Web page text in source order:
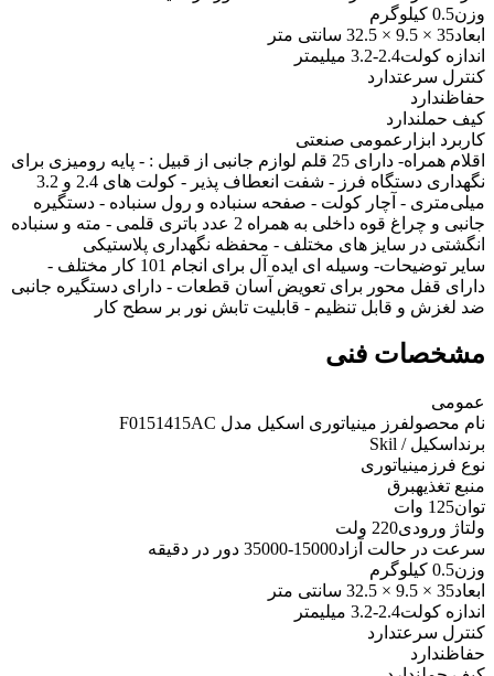
وزن0.5 کیلوگرم
ابعاد35 × 9.5 × 32.5 سانتی متر
اندازه کولت2.4-3.2 میلیمتر
کنترل سرعتدارد
حفاظندارد
کیف حملندارد
کاربرد ابزار عمومی صنعتی
اقلام همراه
- دارای 25 قلم لوازم جانبی از قبیل : - پایه رومیزی برای
نگهداری دستگاه فرز - شفت انعطاف پذیر - کولت های 2.4 و 3.2
میلی‌متری - آچار کولت - صفحه سنباده و رول سنباده - دستگیره
جانبی و چراغ قوه داخلی به همراه 2 عدد باتری قلمی - مته و سنباده
انگشتی در سایز های مختلف - محفظه نگهداری پلاستیکی
سایر توضیحات
- وسیله ای ایده آل برای انجام 101 کار مختلف -
دارای قفل محور برای تعویض آسان قطعات - دارای دستگیره جانبی
ضد لغزش و قابل تنظیم - قابلیت تابش نور بر سطح کار
مشخصات فنی
عمومی
نام محصولفرز مینیاتوری اسکیل مدل F0151415AC
برند اسکیل / Skil
نوع فرز مینیاتوری
منبع تغذیهبرق
توان125 وات
ولتاژ ورودی220 ولت
سرعت در حالت آزاد15000-35000 دور در دقیقه
وزن0.5 کیلوگرم
ابعاد35 × 9.5 × 32.5 سانتی متر
اندازه کولت2.4-3.2 میلیمتر
کنترل سرعتدارد
حفاظندارد